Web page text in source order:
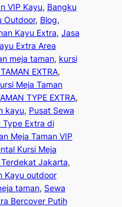
VIP Kayu, Bangku
Outdoor, Blog
Kayu Extra, Jasa
Extra Area
meja taman, kursi
EXTRA
Meja Taman
TYPE EXTRA
kayu, Pusat Sewa
Type Extra di
Meja Taman VIP
Kursi Meja
Jakarta
Kayu outdoor
taman, Sewa
Bercover Putih